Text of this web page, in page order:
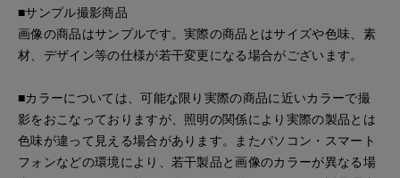
■サンプル撮影商品
画像の商品はサンプルです。実際の商品とはサイズや色味、素
材、デザイン等の仕様が若干変更になる場合がございます。
■カラーについては、可能な限り実際の商品に近いカラーで撮
影をおこなっておりますが、照明の関係により実際の製品とは
色味が違って見える場合があります。またパソコン・スマート
フォンなどの環境により、若干製品と画像のカラーが異なる場